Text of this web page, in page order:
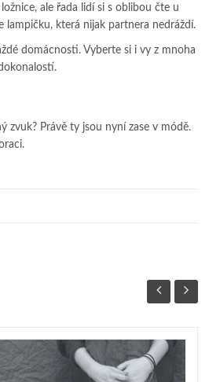
ale řada lidí si s oblibou čte u
lampičku, která nijak partnera nedráždí.
domácnosti. Vyberte si i vy z mnoha
zvuk? Právě ty jsou nyní zase v módě.